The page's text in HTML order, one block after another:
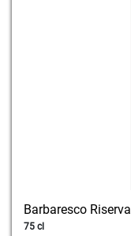
Barbaresco
75 cl